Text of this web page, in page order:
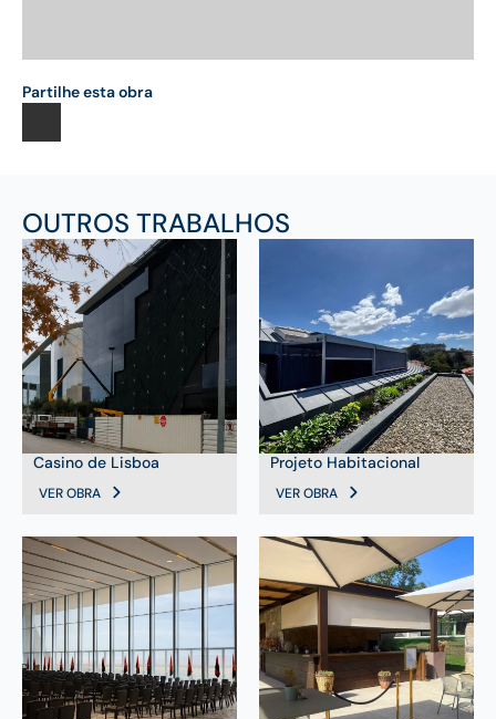
Partilhe esta obra
OUTROS TRABALHOS
Casino de Lisboa
VER OBRA
Projeto Habitacional
VER OBRA